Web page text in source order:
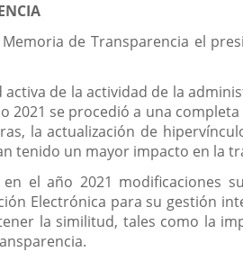
de Transparencia el
de la actividad de la
2021 se procedió a una
la actualización de
tenido un mayor impacto en la
el año 2021 modificaciones
Electrónica para su gestión
la similitud, tales como la